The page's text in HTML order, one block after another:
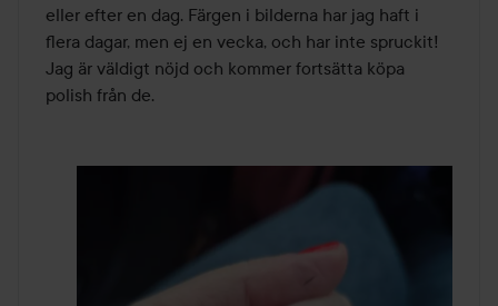
eller efter en dag. Färgen i bilderna har jag haft i
flera dagar, men ej en vecka, och har inte spruckit!
Jag är väldigt nöjd och kommer fortsätta köpa
polish från de.